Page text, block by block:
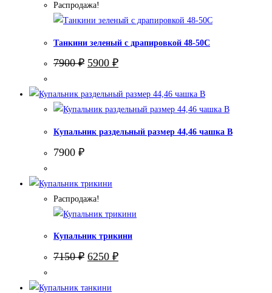
Распродажа!
Танкини зеленый с драпировкой 48-50С
7900₽ Первоначальная
7900 ₽.
5900 ₽Текущая
Купальник раздельный размер 44,46 чашка В
7900 ₽
Распродажа!
Купальник трикини
7150₽ Первоначальная
цена
7150 ₽.
6250 ₽Текущая
цена: